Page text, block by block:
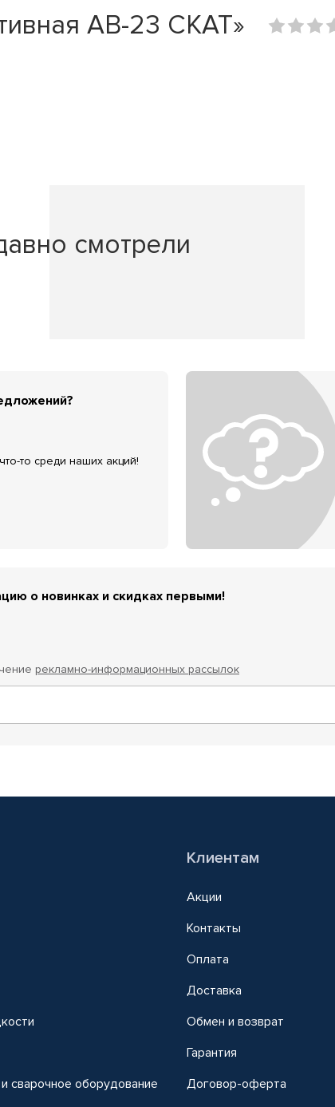
AB-23 СКАТ»
смотрели
то среди наших акций!
о новинках и скидках первыми!
рекламно-информационных рассылок
сварочное оборудование
Клиентам
Акции
Контакты
Оплата
Доставка
Обмен и возврат
Гарантия
Договор-оферта